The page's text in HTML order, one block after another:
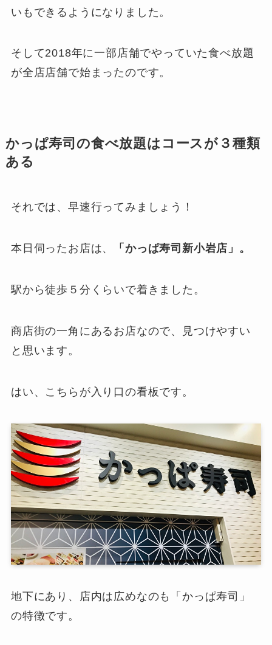
いもできるようになりました。
そして2018年に一部店舗でやっていた食べ放題
が全店店舗で始まったのです。
かっぱ寿司の食べ放題はコースが３種類
ある
それでは、早速行ってみましょう！
本日伺ったお店は、 「かっぱ寿司新小岩店」。
駅から徒歩５分くらいで着きました。
商店街の一角にあるお店なので、見つけやすい
と思います。
はい、こちらが入り口の看板です。
地下にあり、店内は広めなのも「かっぱ寿司」
の特徴です。